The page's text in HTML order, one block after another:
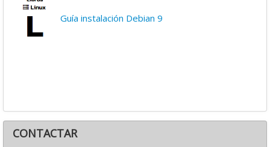
Guía instalación Debian 9
CONTACTAR